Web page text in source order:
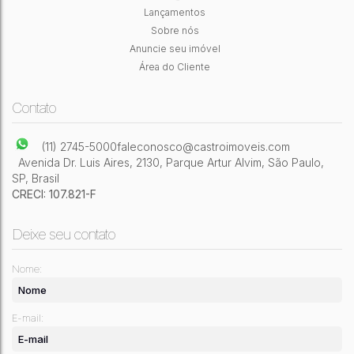
Banheiro(s) 1Sala(s)
Lançamentos
Sobre nós
Anuncie seu imóvel
Área do Cliente
Contato
(11) 2745-5000faleconosco@castroimoveis.com
Avenida Dr. Luis Aires, 2130, Parque Artur Alvim, São Paulo,
SP, Brasil
CRECI: 107.821-F
Deixe seu contato
Nome:
E-mail: